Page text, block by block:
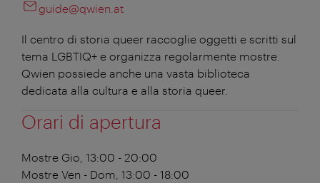
guide@qwien.at
Il centro di storia queer raccoglie oggetti e scritti sul
tema LGBTIQ+ e organizza regolarmente mostre.
Qwien possiede anche una vasta biblioteca
dedicata alla cultura e alla storia queer.
Orari di apertura
Mostre Gio, 13:00 - 20:00
Mostre Ven - Dom, 13:00 - 18:00